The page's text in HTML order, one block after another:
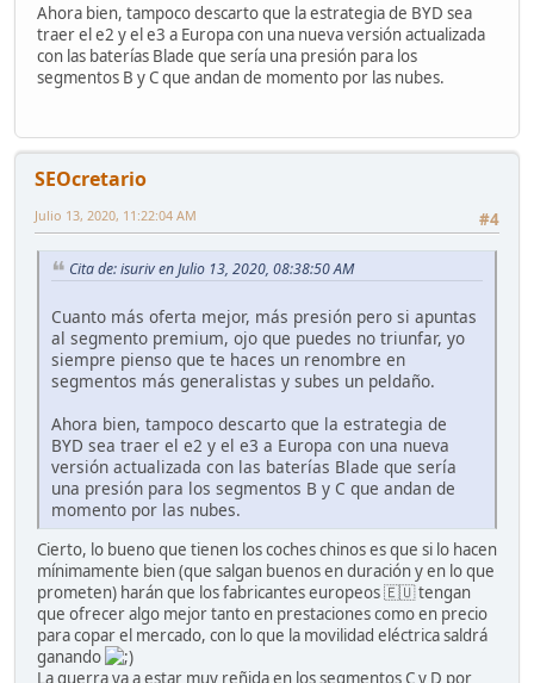
Ahora bien, tampoco descarto que la estrategia de BYD sea
traer el e2 y el e3 a Europa con una nueva versión actualizada
con las baterías Blade que sería una presión para los
segmentos B y C que andan de momento por las nubes.
SEOcretario
#4
Julio 13, 2020, 11:22:04 AM
Cita de: isuriv en Julio 13, 2020, 08:38:50 AM
Cuanto más oferta mejor, más presión pero si apuntas
al segmento premium, ojo que puedes no triunfar, yo
siempre pienso que te haces un renombre en
segmentos más generalistas y subes un peldaño.
Ahora bien, tampoco descarto que la estrategia de
BYD sea traer el e2 y el e3 a Europa con una nueva
versión actualizada con las baterías Blade que sería
una presión para los segmentos B y C que andan de
momento por las nubes.
Cierto, lo bueno que tienen los coches chinos es que si lo hacen
mínimamente bien (que salgan buenos en duración y en lo que
prometen) harán que los fabricantes europeos 🇪🇺 tengan
que ofrecer algo mejor tanto en prestaciones como en precio
para copar el mercado, con lo que la movilidad eléctrica saldrá
ganando
La guerra va a estar muy reñida en los segmentos C y D por